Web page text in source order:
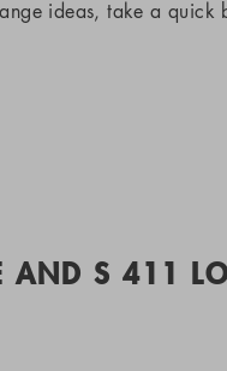
ideas, take a
AND S 411